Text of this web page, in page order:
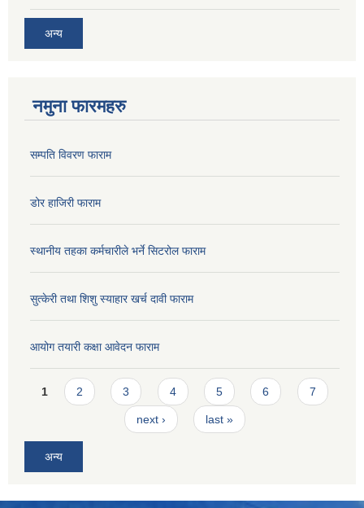
अन्य
नमुना फारमहरु
सम्पति विवरण फाराम
डोर हाजिरी फाराम
स्थानीय तहका कर्मचारीले भर्ने सिटरोल फाराम
सुत्केरी तथा शिशु स्याहार खर्च दावी फाराम
आयोग तयारी कक्षा आवेदन फाराम
Pages
1 2 3 4 5 6 7
next › last »
अन्य